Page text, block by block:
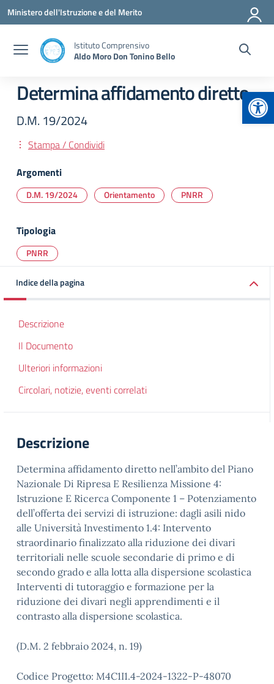
Vai ai contenuti
Vai al menu di navigazione
Vai al footer
Ministero dell'Istruzione e del Merito
Istituto Comprensivo
Aldo Moro Don Tonino Bello
Determina affidamento diretto
D.M. 19/2024
Stampa / Condividi
Argomenti
D.M. 19/2024 Orientamento PNRR
Tipologia
PNRR
Indice della pagina
Descrizione
Il Documento
Ulteriori informazioni
Circolari, notizie, eventi correlati
Descrizione
Determina affidamento diretto nell’ambito del Piano
Nazionale Di Ripresa E Resilienza Missione 4:
Istruzione E Ricerca Componente 1 – Potenziamento
dell’offerta dei servizi di istruzione: dagli asili nido
alle Università Investimento 1.4: Intervento
straordinario finalizzato alla riduzione dei divari
territoriali nelle scuole secondarie di primo e di
secondo grado e alla lotta alla dispersione scolastica
Interventi di tutoraggio e formazione per la
riduzione dei divari negli apprendimenti e il
contrasto alla dispersione scolastica.
(D.M. 2 febbraio 2024, n. 19)
Codice Progetto: M4C1I1.4-2024-1322-P-48070